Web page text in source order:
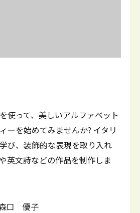
使って、美しいアルファベット
ーを始めてみませんか? イタリ
び、装飾的な表現を取り入れ
英文詩などの作品を制作しま
口 優子